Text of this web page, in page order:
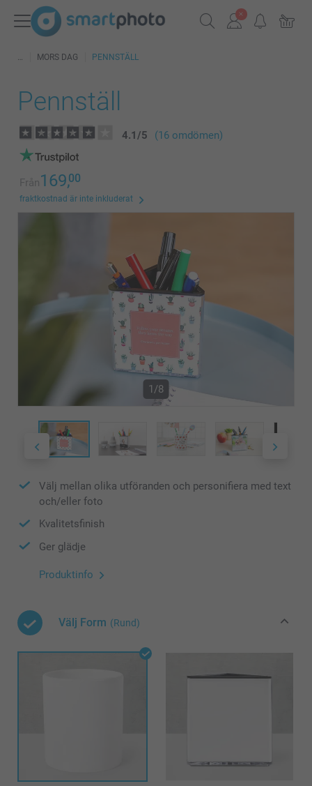
MORS DAG PENNSTÄLL
Pennställ
4.1/5 (16 omdömen)
Från169,00
fraktkostnad är inte inkluderat
1/8
Välj mellan olika utföranden och personifiera med text
och/eller foto
Kvalitetsfinish
Ger glädje
Produktinfo
Välj Form (Rund)